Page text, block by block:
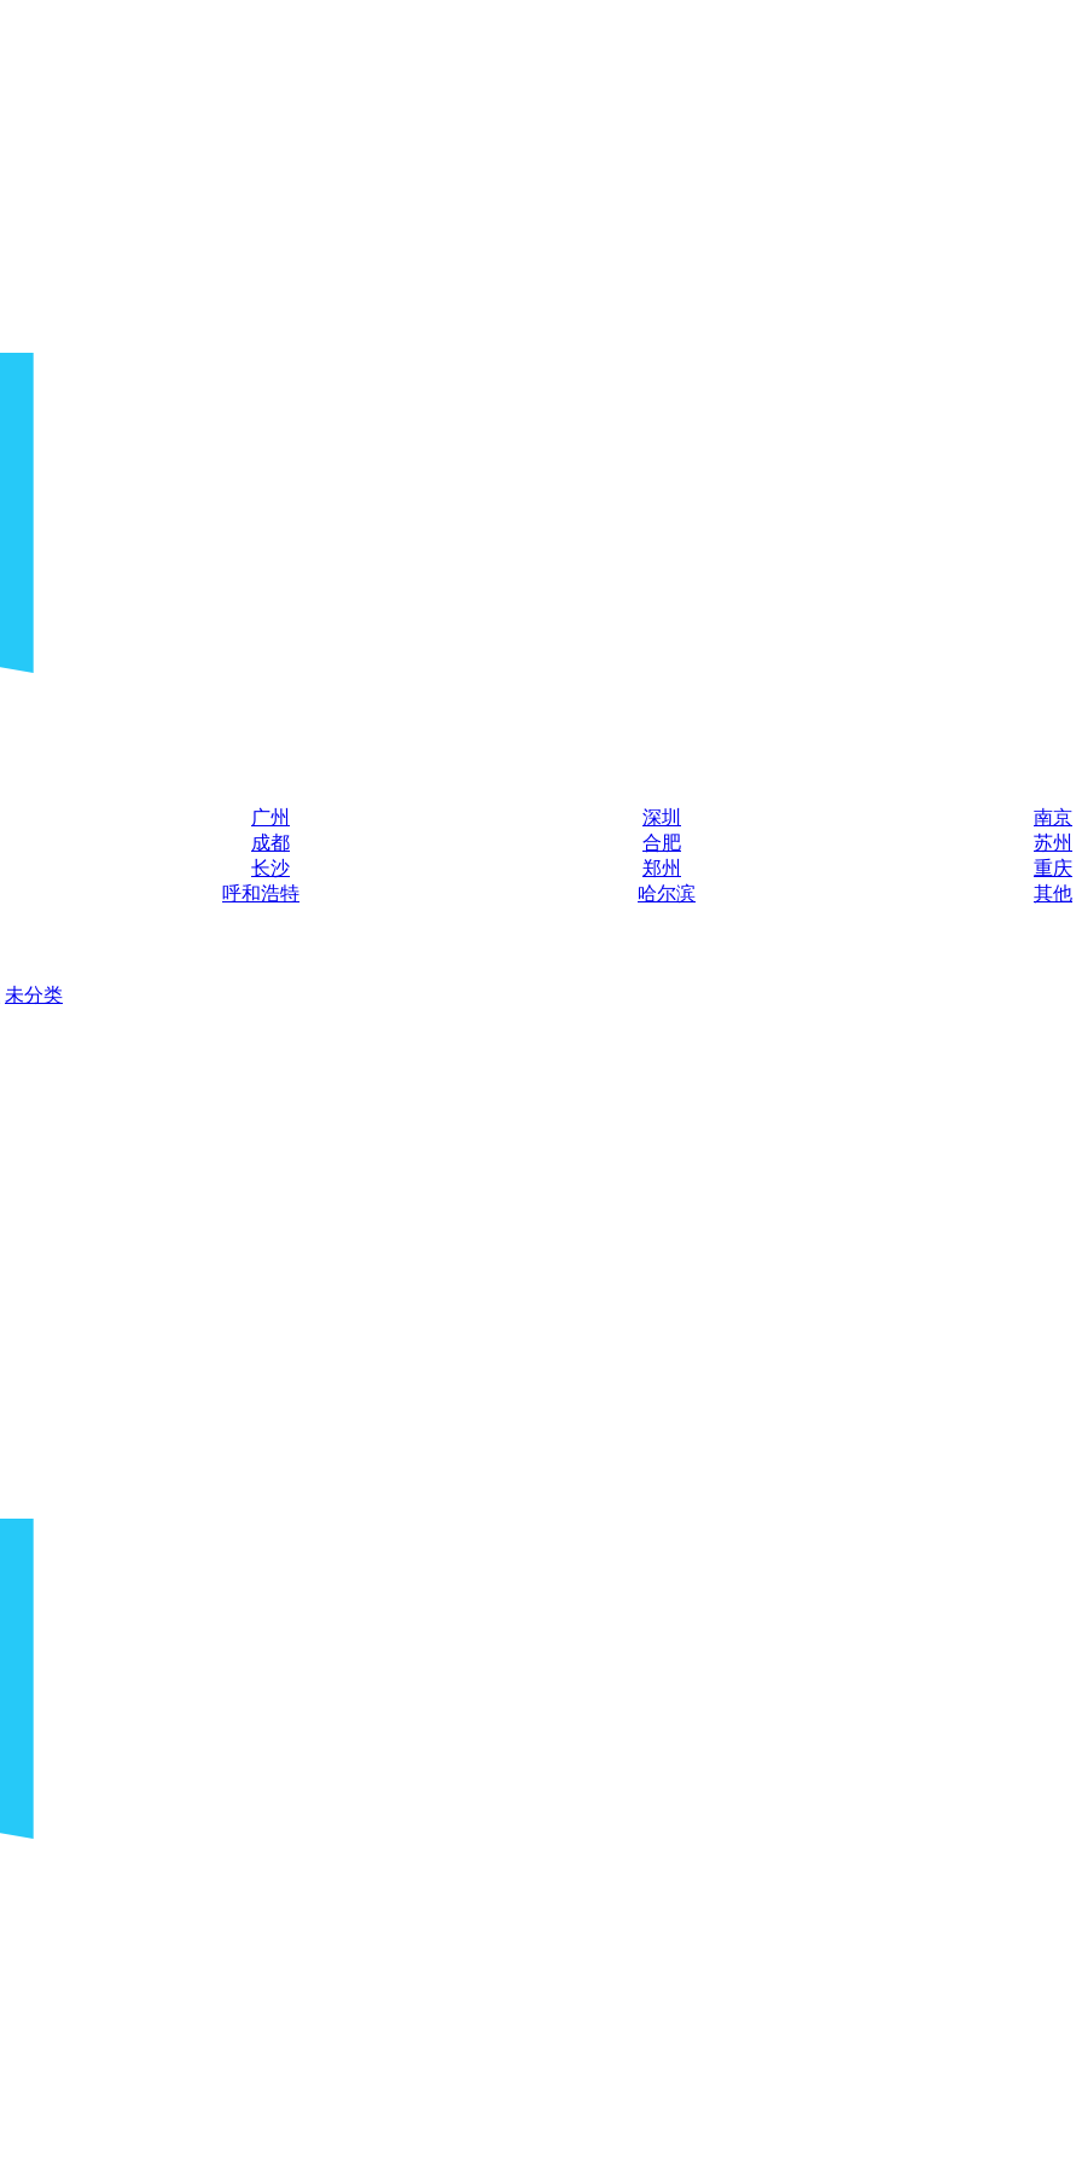
广州 深圳
南京
成都 合肥
苏州
长沙 郑州
重庆
呼和浩特 哈尔滨
其他
未分类